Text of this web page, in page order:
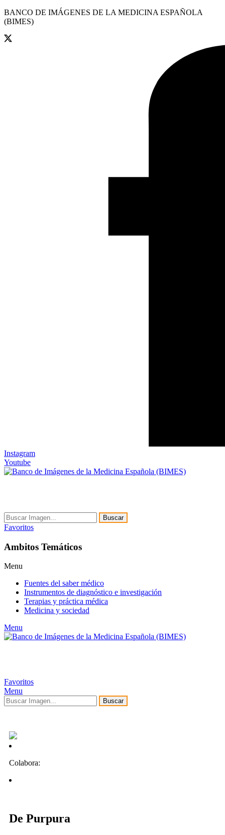
BANCO DE IMÁGENES DE LA MEDICINA ESPAÑOLA
(BIMES)
Instagram
Youtube
Buscar
Favoritos
Ambitos Temáticos
Menu
Fuentes del saber médico
Instrumentos de diagnóstico e investigación
Terapias y práctica médica
Medicina y sociedad
Menu
Favoritos
Menu
Buscar
Colabora:
De Purpura